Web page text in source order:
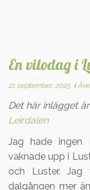
En vilodag i
21 september, 2025i
Det här inlägget
Leirdalen
Jag hade ingen
vaknade upp i
och Luster.
dalgången mer